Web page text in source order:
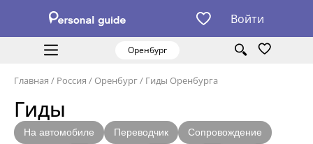
Войти
Оренбург
Главная / Россия / Оренбург/ Гиды Оренбурга
Гиды
На автомобиле Переводчик Сопровождение